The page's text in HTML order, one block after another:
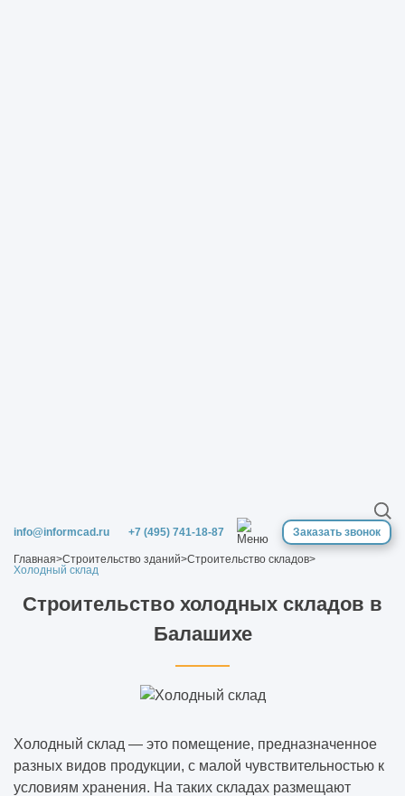
info@informcad.ru +7 (495) 741-18-87 Заказать звонок
Главная>Строительство зданий>Строительство складов>
Холодный склад
Строительство холодных складов в
Балашихе
Холодный склад ― это помещение, предназначенное
разных видов продукции, с малой чувствительностью к
условиям хранения. На таких складах размещают